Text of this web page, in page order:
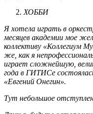
ХОББИ
Я хотела играть в
месяцев академии мое
коллективу «Коллегиум
же, как я
играет сложнейшую,
года в ГИТИСе
«Евгений Онегин».
Тут небольшое